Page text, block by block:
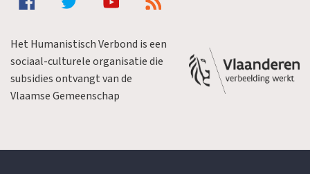
Het Humanistisch Verbond is een
sociaal-culturele organisatie die
subsidies ontvangt van de
Vlaamse Gemeenschap